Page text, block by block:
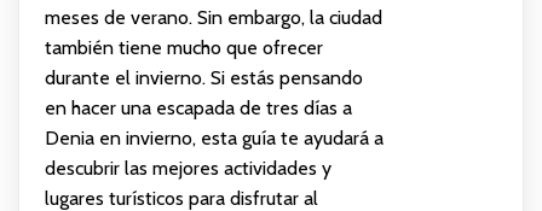
meses de verano. Sin embargo, la ciudad
también tiene mucho que ofrecer
durante el invierno. Si estás pensando
en hacer una escapada de tres días a
Denia en invierno, esta guía te ayudará a
descubrir las mejores actividades y
lugares turísticos para disfrutar al